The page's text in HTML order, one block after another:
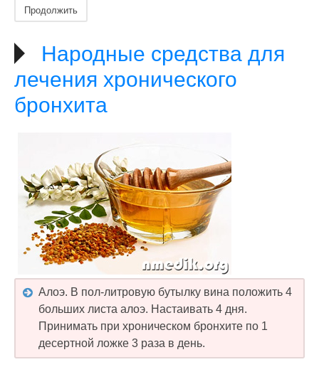
Продолжить
Народные средства для
лечения хронического
бронхита
Алоэ. В пол-литровую бутылку вина положить 4
больших листа алоэ. Настаивать 4 дня.
Принимать при хроническом бронхите по 1
десертной ложке 3 раза в день.